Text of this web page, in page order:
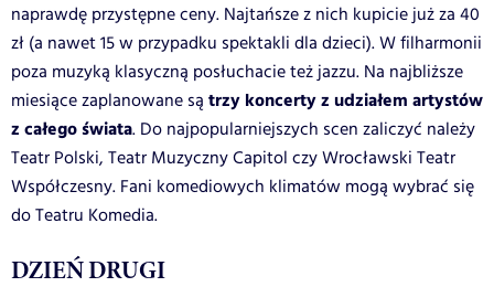
naprawdę przystępne ceny. Najtańsze z nich kupicie już za 40
zł (a nawet 15 w przypadku spektakli dla dzieci). W filharmonii
poza muzyką klasyczną posłuchacie też jazzu. Na najbliższe
miesiące zaplanowane są trzy koncerty z udziałem artystów
z całego świata. Do najpopularniejszych scen zaliczyć należy
Teatr Polski, Teatr Muzyczny Capitol czy Wrocławski Teatr
Współczesny. Fani komediowych klimatów mogą wybrać się
do Teatru Komedia.
DZIEŃ DRUGI